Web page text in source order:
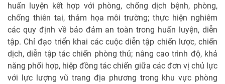
huấn luyện kết hợp với phòng, chống dịch bệnh, phòng,
chống thiên tai, thảm họa môi trường; thực hiện nghiêm
các quy định về bảo đảm an toàn trong huấn luyện, diễn
tập. Chỉ đạo triển khai các cuộc diễn tập chiến lược, chiến
dịch, diễn tập tác chiến phòng thủ; nâng cao trình độ, khả
năng phối hợp, hiệp đồng tác chiến giữa các đơn vị chủ lực
với lực lượng vũ trang địa phương trong khu vực phòng